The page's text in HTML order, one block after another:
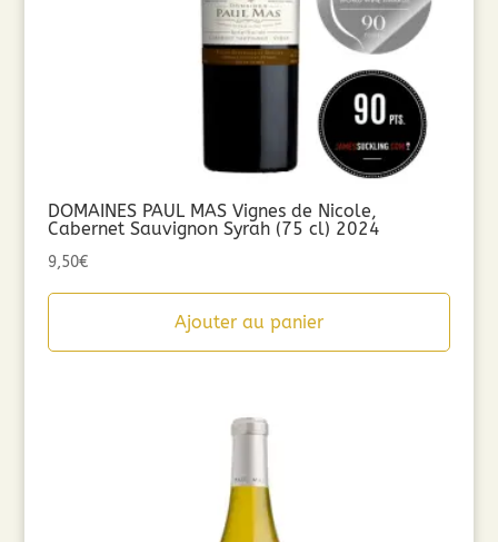
DOMAINES PAUL MAS Vignes de Nicole,
Cabernet Sauvignon Syrah (75 cl) 2024
9,50€
Ajouter au panier